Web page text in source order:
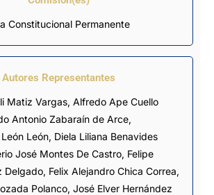
Constitucional Permanente
Autores Representantes
Matiz Vargas, Alfredo Ape Cuello
Antonio Zabaraín de Arce,
León, Diela Liliana Benavides
José Montes De Castro, Felipe
Delgado, Felix Alejandro Chica Correa,
Polanco, José Elver Hernández